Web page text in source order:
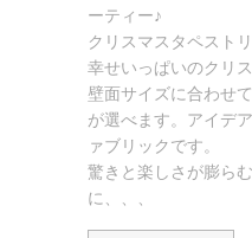
ーティー♪
クリスマスタペスト
幸せいっぱいのクリ
壁面サイズに合わせ
が選べます。アイデ
ァブリックです。
驚きと楽しさが膨ら
に、、、